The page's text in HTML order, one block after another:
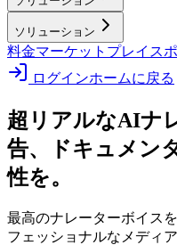
ソリューション
料金マーケットプレイス
ログインホームに戻る
超リアルなAIナ
告、ドキュメン
性を。
最高のナレーターボイス
フェッショナルなメディ